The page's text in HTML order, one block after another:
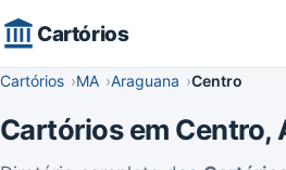
Cartórios
Cartórios MA Araguana Centro
Cartórios em Centro,